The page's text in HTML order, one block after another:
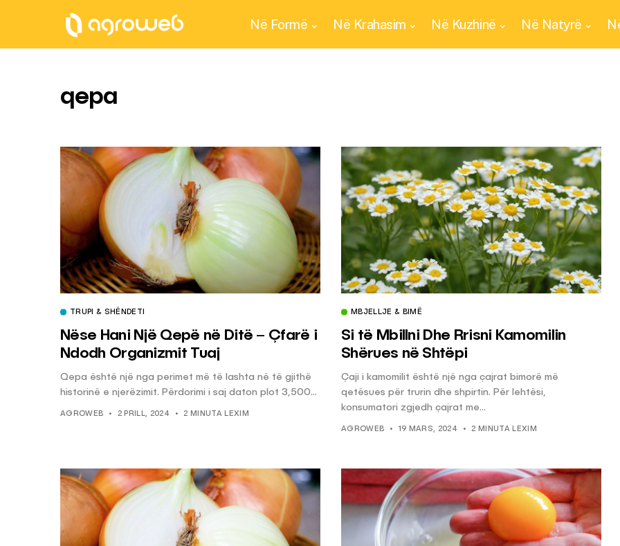
Në Formë Në Krahasim Në Kuzhinë Në Natyrë
qepa
TRUPI & SHËNDETI
Nëse Hani Një Qepë në Ditë – Çfarë i
Ndodh Organizmit Tuaj
Qepa është një nga perimet më të lashta në të gjithë
historinë e njerëzimit. Përdorimi i saj daton plot 3,500...
AGROWEB 2 PRILL, 2024 2 MINUTA LEXIM
MBJELLJE & BIMË
Si të Mbillni Dhe Rrisni Kamomilin
Shërues në Shtëpi
Çaji i kamomilit është një nga çajrat bimorë më
qetësues për trurin dhe shpirtin. Për lehtësi,
konsumatori zgjedh çajrat me...
AGROWEB 19 MARS, 2024 2 MINUTA LEXIM